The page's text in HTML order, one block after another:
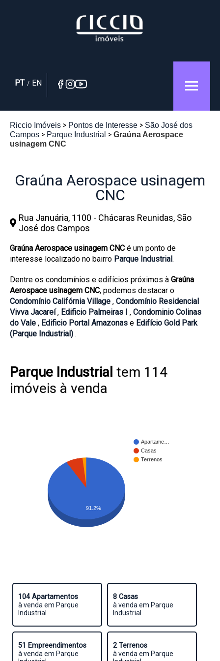
PT / EN
Riccio Imóveis Pontos de Interesse
São José dos
Campos
Parque Industrial
Graúna Aerospace
usinagem CNC
Graúna Aerospace usinagem
CNC
Rua Januária, 1100 - Chácaras Reunidas, São
José dos Campos
Graúna Aerospace usinagem CNC é um ponto de
interesse localizado no bairro Parque Industrial.
Dentre os condomínios e edifícios próximos à Graúna
Aerospace usinagem CNC, podemos destacar o
Condomínio Califórnia Village , Condomínio Residencial
Vivva Jacareí, Edificio Palmeiras I , Condominio Colinas
do Vale , Edificio Portal Amazonas e Edifício Gold Park
(Parque Industrial) .
Parque Industrial tem 114
imóveis à venda
Apartame…
Casas
Terrenos
91.2%
104 Apartamentos
à venda em Parque
Industrial
8 Casas
à venda em Parque
Industrial
51 Empreendimentos
à venda em Parque
2 Terrenos
à venda em Parque